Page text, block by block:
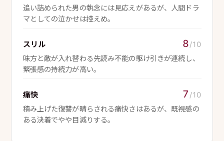
追い詰められた男の執念には見応えがあるが、人間ドラ
マとしての泣かせは控えめ。
スリル 8/10
味方と敵が入れ替わる先読み不能の駆け引きが連続し、
緊張感の持続力が高い。
痛快 7 /10
積み上げた復讐が晴らされる痛快さはあるが、既視感の
ある決着でやや目減りする。